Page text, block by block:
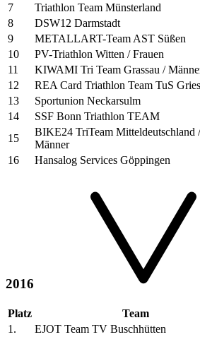
7
Triathlon Team Münsterland
8
DSW12 Darmstadt
9
METALLART-Team AST Süßen
10
PV-Triathlon Witten / Frauen
11
KIWAMI Tri Team Grassau /
12
REA Card Triathlon Team TuS
13
Sportunion Neckarsulm
14
SSF Bonn Triathlon TEAM
15
BIKE24 TriTeam Mitteldeutschland /
Männer
16
Hansalog Services Göppingen
2016
Platz Team
1.
EJOT Team TV Buschhütten